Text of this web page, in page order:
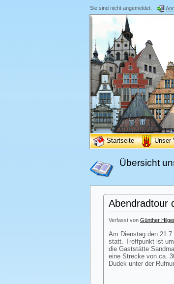
Sie sind nicht angemeldet.
Startseite Unser
Übersicht
Abendradtour
Verfasst von Günther
Am Dienstag den
statt. Treffpunkt ist
die Gaststätte
eine Strecke von ca.
Dudek unter der